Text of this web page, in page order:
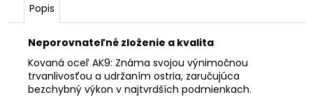
Popis
Neporovnateľné zloženie a kvalita
Kovaná oceľ AK9: Známa svojou výnimočnou
trvanlivosťou a udržaním ostria, zaručujúca
bezchybný výkon v najtvrdších podmienkach.